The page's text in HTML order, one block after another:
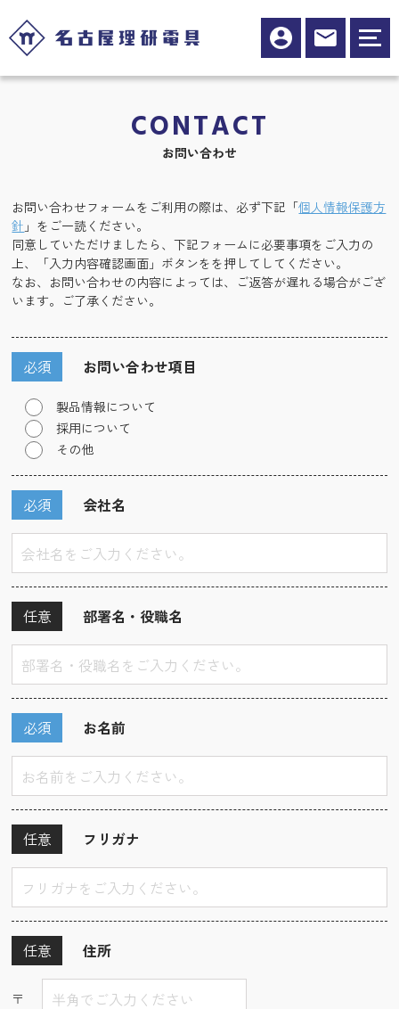
CONTACT
お問い合わせ
お問い合わせフォームをご利用の際は、必ず下記「個人情報保護方
針 」をご一読ください。
同意していただけましたら、下記フォームに必要事項をご入力の
上、「入力内容確認画面」ボタンをを押してしてください。
なお、お問い合わせの内容によっては、ご返答が遅れる場合がござ
います。ご了承ください。
お問い合わせ項目
必須
製品情報について
採用について
その他
会社名
必須
部署名・役職名
任意
お名前
必須
フリガナ
任意
住所
任意
〒